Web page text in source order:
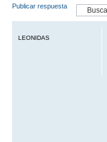
Publicar respuesta
LEONIDAS